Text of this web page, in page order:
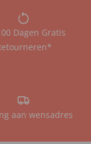
Dagen Gratis
aan wensadres